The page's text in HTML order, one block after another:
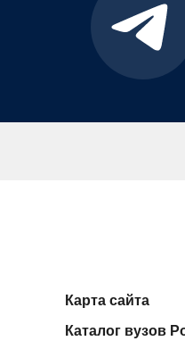
Карта сайта
Каталог вузов